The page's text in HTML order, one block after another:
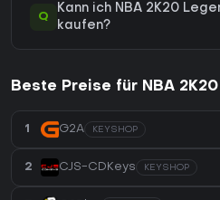
Q
Kann ich NBA 2K20
kaufen?
Beste Preise für NBA
1 G2A KEYSHOP
2 CJS-CDKeys KEYSHOP